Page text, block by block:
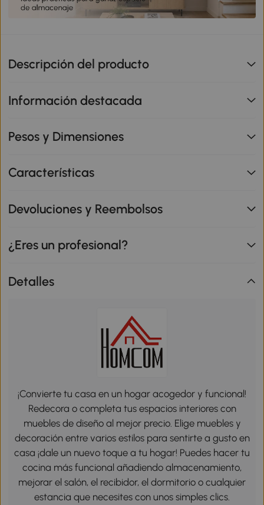
Descripción del producto
Información destacada
Pesos y Dimensiones
Características
Devoluciones y Reembolsos
¿Eres un profesional?
Detalles
¡Convierte tu casa en un hogar acogedor y funcional!
Redecora o completa tus espacios interiores con
muebles de diseño al mejor precio. Elige muebles y
decoración entre varios estilos para sentirte a gusto en
casa ¡dale un nuevo toque a tu hogar! Puedes hacer tu
cocina más funcional añadiendo almacenamiento,
mejorar el salón, el recibidor, el dormitorio o cualquier
estancia que necesites con unos simples clics.